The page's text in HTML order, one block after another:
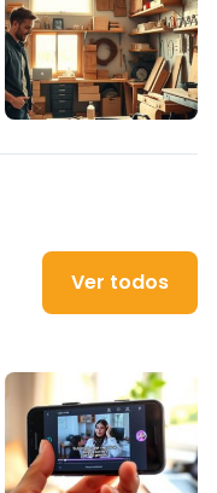
Ver todos